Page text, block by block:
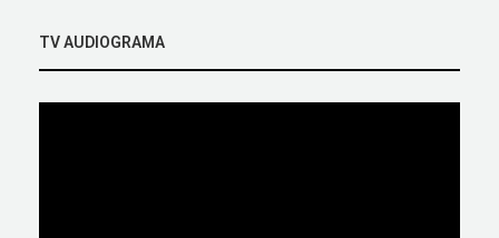
TV AUDIOGRAMA